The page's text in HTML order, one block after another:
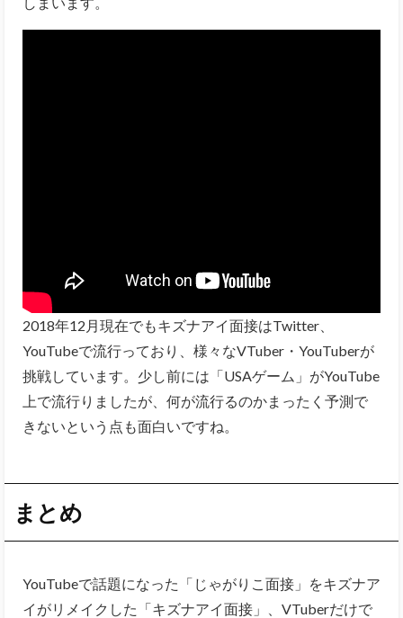
2018年12月現在でもキズナアイ面接はTwitter、
YouTubeで流行っており、様々なVTuber・YouTuberが
挑戦しています。少し前には「USAゲーム」がYouTube
上で流行りましたが、何が流行るのかまったく予測で
きないという点も面白いですね。
まとめ
YouTubeで話題になった「じゃがりこ面接」をキズナア
イがリメイクした「キズナアイ面接」、VTuberだけで